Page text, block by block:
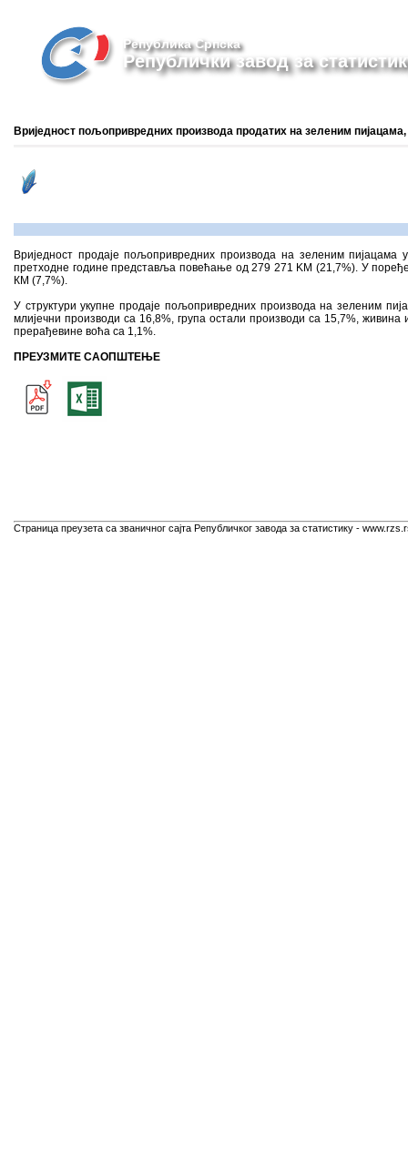
Република Српска
Републички завод за
Вриједност пољопривредних производа продатих на зеленим
Вриједност продаjе пољопривредних производа на зеленим
претходне године представља повећање од 279 271 KМ (21,7%). У
КМ (7,7%).
У структури укупне продаје пољопривредних производа на зеленим
млијечни производи са 16,8%, група остали производи са 15,7%,
прерађевине воћа са 1,1%.
ПРЕУЗМИТЕ САОПШТЕЊЕ
Страница преузета са званичног сајта Републичког завода за статистику -